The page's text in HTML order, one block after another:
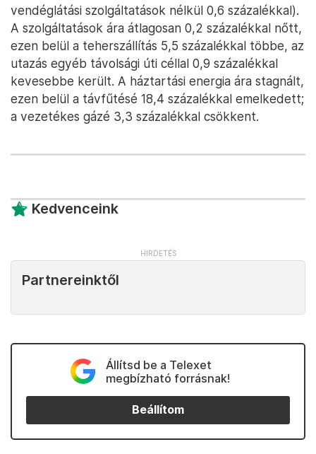
vendéglátási szolgáltatások nélkül 0,6 százalékkal).
A szolgáltatások ára átlagosan 0,2 százalékkal nőtt,
ezen belül a teherszállítás 5,5 százalékkal többe, az
utazás egyéb távolsági úti céllal 0,9 százalékkal
kevesebbe került. A háztartási energia ára stagnált,
ezen belül a távfűtésé 18,4 százalékkal emelkedett;
a vezetékes gázé 3,3 százalékkal csökkent.
Kedvenceink
Partnereinktől
Állítsd be a Telexet
megbízható forrásnak!
Beállítom